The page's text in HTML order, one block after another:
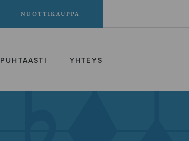
NUOTTIKAUPPA
PUHTAASTI YHTEYS